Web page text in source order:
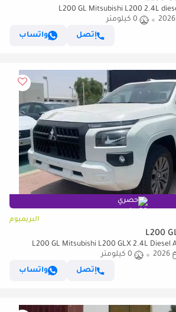
2026
0 كيلومتر
إتصل
واتساب
حصري
البريميوم
2026
0 كيلومتر
إتصل
واتساب